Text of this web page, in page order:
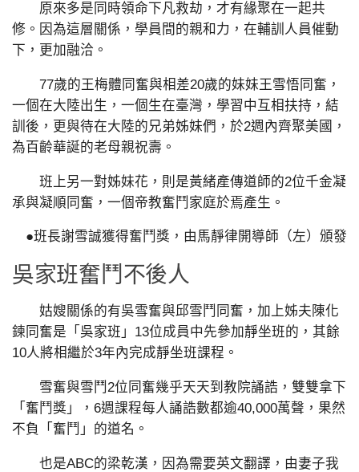
原來多是同時領命下凡救劫，才有緣聚在一起共
修。因為這層關係，學員間的親和力，在輔訓人員催動
下，更加融洽。
77歲的王梅體同奮與相差20歲的妹妹王雪悟同奮，
一個在大陸出生，一個生在臺灣，學習中互相扶持，結
訓後，更與待在大陸的兄弟姊妹們，於2週內齊聚美國，
為百齡華誕的老母親祝壽。
班上另一對姊妹花，則是黃緒產傳道師的2位千金凝
承與凝順同奮，一個帝教奮鬥家庭於焉產生。
●班長謝雪誠獲得奮鬥獎，由馬靜律開導師（左）頒發
吳家班奮鬥不後人
姑嫂關係的有吳雪奮與邱雪鬥同奮，加上姊夫陳化
鍊同奮是「吳家班」13位成員中先參加靜坐班的，其餘
10人將相繼於3年內完成靜坐班課程。
雪奮與雪鬥2位同奮幾乎天天到教院誦誥，雙雙拿下
「奮鬥獎」，6週課程每人誦誥數都逾40,000萬聲，果然
不負「奮鬥」的道名。
也是ABC的梁乾漢，因為需要英文翻譯，由妻子我